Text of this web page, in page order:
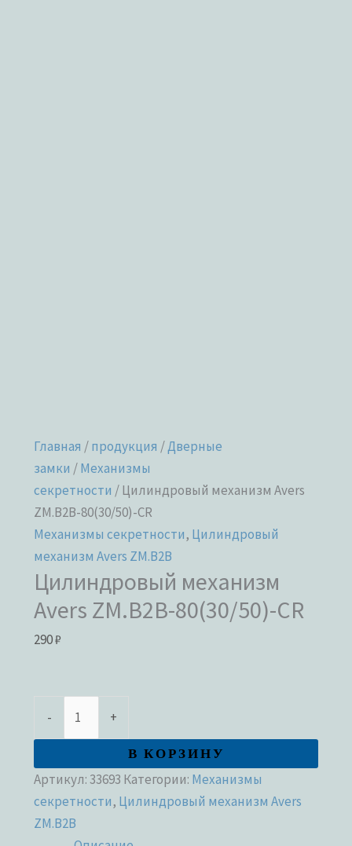
Главная /продукция /Дверные
замки /Механизмы
секретности / Цилиндровый механизм Avers
ZM.B2B-80(30/50)-CR
Механизмы секретности, Цилиндровый
механизм Avers ZM.B2B
Цилиндровый механизм
Avers ZM.B2B-80(30/50)-CR
290₽
- +
В КОРЗИНУ
Артикул:33693 Категории: Механизмы
секретности, Цилиндровый механизм Avers
ZM.B2B